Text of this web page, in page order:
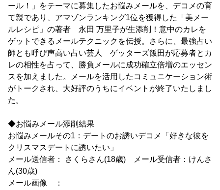
ール！」をテーマに募集したお悩みメールを、デコメの育
て親であり、アマゾンランキング1位を獲得した「美メー
ルレシピ」の著者 永田 万里子が生添削！意中のカレを
ゲットできるメールテクニックを伝授。さらに、最強占い
師とも呼び声高い占い芸人 ゲッターズ飯田が応募者とカ
レの相性を占って、勝負メールに成功確立倍増のエッセン
スを加えました。メールを活用したコミュニケーション術
がトークされ、大好評のうちにイベントが終了いたしまし
た。
◆お悩みメール添削結果
お悩みメールその1：デートのお誘いデコメ「好きな彼を
クリスマスデートに誘いたい」
メール送信者： さくらさん(18歳) メール受信者：けんさ
ん(30歳)
メール画像 ：